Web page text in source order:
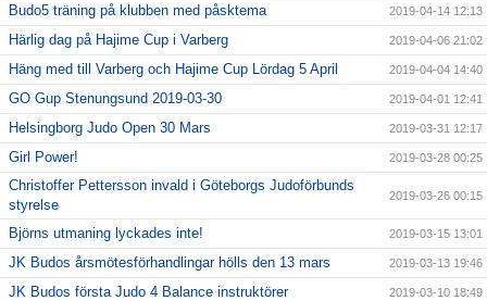
Budo5 träning på klubben med påsktema 2019-04-14 12:13
Härlig dag på Hajime Cup i Varberg 2019-04-06 21:02
Häng med till Varberg och Hajime Cup Lördag 5 April 2019-04-04 14:40
GO Gup Stenungsund 2019-03-30 2019-04-01 12:41
Helsingborg Judo Open 30 Mars 2019-03-31 12:17
Girl Power! 2019-03-28 00:25
Christoffer Pettersson invald i Göteborgs Judoförbunds
styrelse
2019-03-26 00:15
Björns utmaning lyckades inte! 2019-03-15 13:01
JK Budos årsmötesförhandlingar hölls den 13 mars 2019-03-13 19:46
JK Budos första Judo 4 Balance instruktörer 2019-03-10 18:49